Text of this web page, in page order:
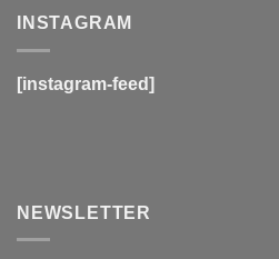
INSTAGRAM
[instagram-feed]
NEWSLETTER